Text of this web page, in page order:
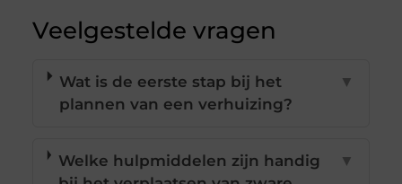
Veelgestelde vragen
Wat is de eerste stap bij het
plannen van een verhuizing?
▼
Welke hulpmiddelen zijn handig
▼